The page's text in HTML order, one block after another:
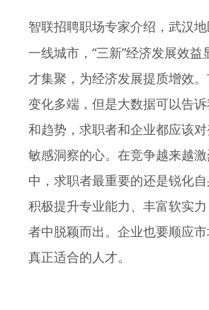
智联招聘职场专家介绍，武汉
一线城市， “三新”经济发展效益
才集聚，为经济发展提质增效
变化多端，但是大数据可以告
和趋势，求职者和企业都应该
敏感洞察的心。在竞争越来越
中，求职者最重要的还是锐化自
积极提升专业能力、丰富软实
者中脱颖而出。企业也要顺应市
真正适合的人才。